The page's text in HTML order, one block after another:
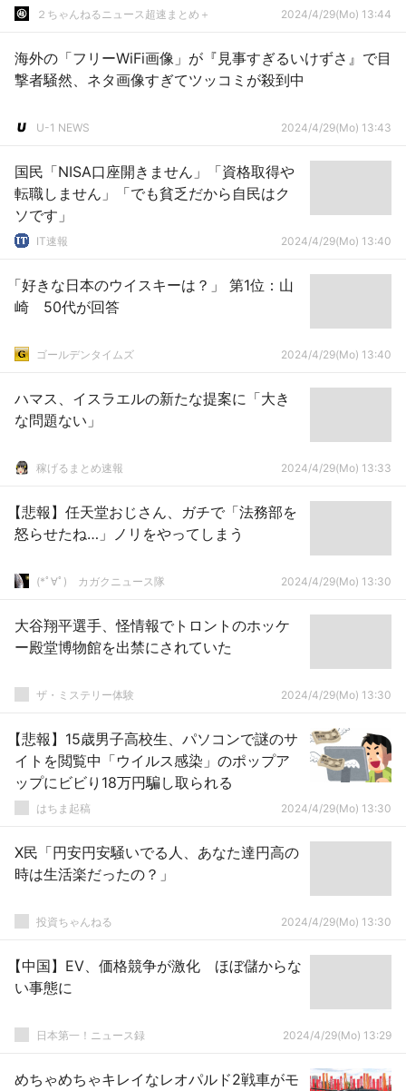
２ちゃんねるニュース超速まとめ＋ 2024/4/29(Mo) 13:44
海外の「フリーWiFi画像」が『見事すぎるいけずさ』で目
撃者騒然、ネタ画像すぎてツッコミが殺到中
U-1 NEWS 2024/4/29(Mo) 13:43
国民「NISA口座開きません」「資格取得や
転職しません」「でも貧乏だから自民はク
ソです」
IT速報 2024/4/29(Mo) 13:40
「好きな日本のウイスキーは？」 第1位：山
崎 50代が回答
ゴールデンタイムズ 2024/4/29(Mo) 13:40
ハマス、イスラエルの新たな提案に「大き
な問題ない」
稼げるまとめ速報 2024/4/29(Mo) 13:33
【悲報】任天堂おじさん、ガチで「法務部を
怒らせたね…」ノリをやってしまう
(*ﾟ∀ﾟ)ゞカガクニュース隊 2024/4/29(Mo) 13:30
大谷翔平選手、怪情報でトロントのホッケ
ー殿堂博物館を出禁にされていた
ザ・ミステリー体験 2024/4/29(Mo) 13:30
【悲報】15歳男子高校生、パソコンで謎のサ
イトを閲覧中「ウイルス感染」のポップア
ップにビビり18万円騙し取られる
はちま起稿 2024/4/29(Mo) 13:30
X民「円安円安騒いでる人、あなた達円高の
時は生活楽だったの？」
投資ちゃんねる 2024/4/29(Mo) 13:30
【中国】EV、価格競争が激化 ほぼ儲からな
い事態に
日本第一！ニュース録 2024/4/29(Mo) 13:29
めちゃめちゃキレイなレオパルド2戦車がモ